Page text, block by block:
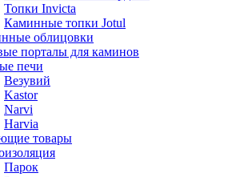
Топки Invicta
Каминные топки Jotul
облицовки
порталы для каминов
печи
Везувий
Kastor
Narvi
Harvia
товары
Парок